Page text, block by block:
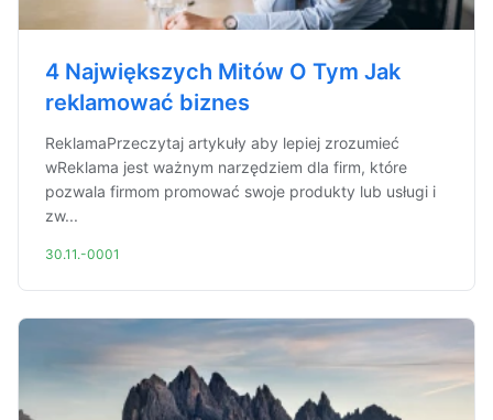
4 Największych Mitów O Tym Jak
reklamować biznes
ReklamaPrzeczytaj artykuły aby lepiej zrozumieć
wReklama jest ważnym narzędziem dla firm, które
pozwala firmom promować swoje produkty lub usługi i
zw...
30.11.-0001